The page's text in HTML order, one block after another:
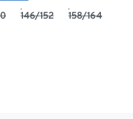
146/152 158/164